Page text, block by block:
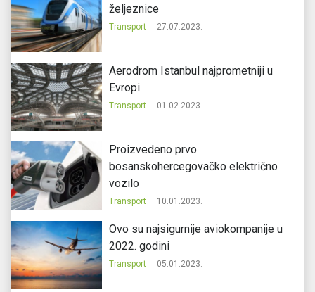
željeznice
Transport 27.07.2023.
Aerodrom Istanbul najprometniji u
Evropi
Transport 01.02.2023.
Proizvedeno prvo
bosanskohercegovačko električno
vozilo
Transport 10.01.2023.
Ovo su najsigurnije aviokompanije u
2022. godini
Transport 05.01.2023.